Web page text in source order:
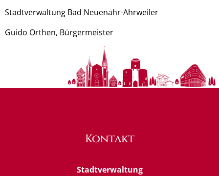
Stadtverwaltung Bad Neuenahr-Ahrweiler
Guido Orthen, Bürgermeister
Kontakt
Stadtverwaltung